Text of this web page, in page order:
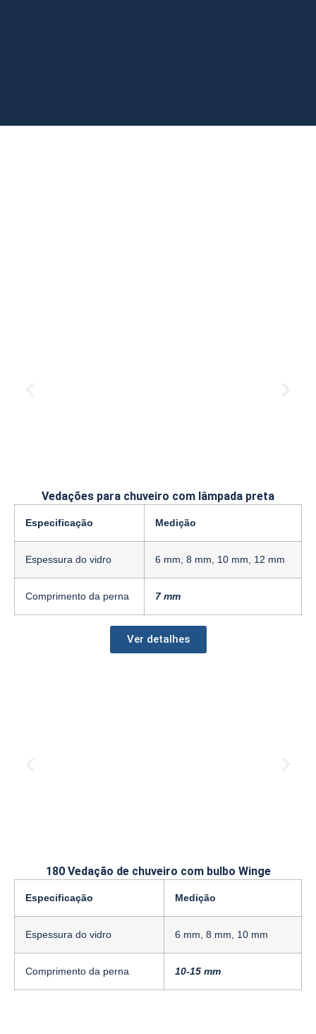
Vedações para chuveiro com lâmpada preta
Especificação Medição
Espessura do vidro 6 mm, 8 mm, 10 mm, 12 mm
Comprimento da perna 7 mm
Ver detalhes
180 Vedação de chuveiro com bulbo Winge
Especificação Medição
Espessura do vidro 6 mm, 8 mm, 10 mm
Comprimento da perna 10-15 mm